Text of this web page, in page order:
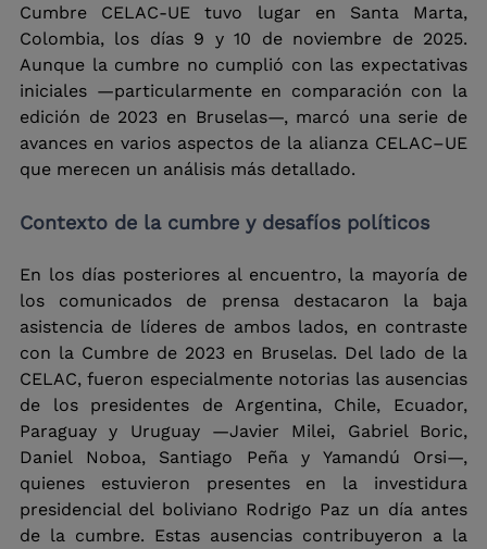
Cumbre CELAC-UE tuvo lugar en Santa Marta,
Colombia, los días 9 y 10 de noviembre de 2025.
Aunque la cumbre no cumplió con las expectativas
iniciales —particularmente en comparación con la
edición de 2023 en Bruselas—, marcó una serie de
avances en varios aspectos de la alianza CELAC–UE
que merecen un análisis más detallado.
Contexto de la cumbre y desafíos políticos
En los días posteriores al encuentro, la mayoría de
los comunicados de prensa destacaron la baja
asistencia de líderes de ambos lados, en contraste
con la Cumbre de 2023 en Bruselas. Del lado de la
CELAC, fueron especialmente notorias las ausencias
de los presidentes de Argentina, Chile, Ecuador,
Paraguay y Uruguay —Javier Milei, Gabriel Boric,
Daniel Noboa, Santiago Peña y Yamandú Orsi—,
quienes estuvieron presentes en la investidura
presidencial del boliviano Rodrigo Paz un día antes
de la cumbre. Estas ausencias contribuyeron a la